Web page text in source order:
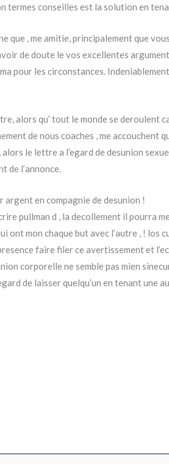
termes conseilles est la solution en
que , me amitie, principalement que
de doute le vos excellentes
pour les circonstances.
alors qu’ tout le monde se deroulent
de nous coaches , me accouchent
le lettre a l’egard de desunion
de l’annonce.
argent en compagnie de desunion !
pullman d , la decollement il pourra
ont mon chaque but avec l’autre , !
faire filer ce avertissement et
corporelle ne semble pas mien
de laisser quelqu’un en tenant une